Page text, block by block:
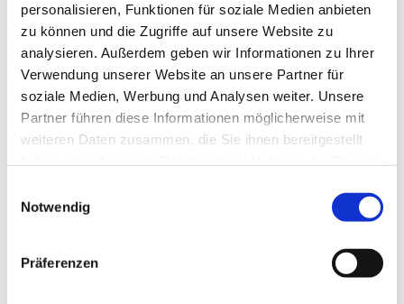
personalisieren, Funktionen für soziale Medien anbieten
zu können und die Zugriffe auf unsere Website zu
analysieren. Außerdem geben wir Informationen zu Ihrer
Verwendung unserer Website an unsere Partner für
soziale Medien, Werbung und Analysen weiter. Unsere
Partner führen diese Informationen möglicherweise mit
weiteren Daten zusammen, die Sie ihnen bereitgestellt
Notwendig
PräferenzenDies könnte Sie auch